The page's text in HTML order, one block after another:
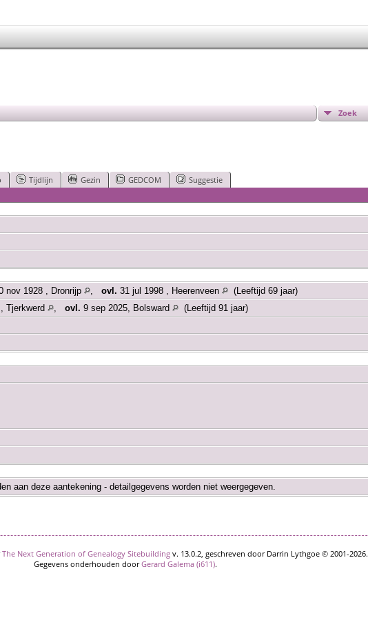
Zoek
Tijdlijn Gezin GEDCOM
Suggestie
nov 1928 , Dronrijp , ovl. 31 jul 1998 , Heerenveen
(Leeftijd 69 jaar)
Tjerkwerd , ovl. 9 sep 2025, Bolsward
(Leeftijd 91 jaar)
aan deze aantekening - detailgegevens worden niet weergegeven.
The Next Generation of Genealogy Sitebuildingv. 13.0.2, geschreven door Darrin Lythgoe © 2001-2026.
Gegevens onderhouden doorGerard Galema (i611).